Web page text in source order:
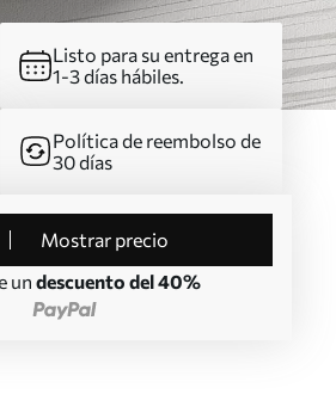
Listo para su entrega en
1-3 días hábiles.
Política de reembolso de
30 días
Mostrar precio
un descuento del 40%